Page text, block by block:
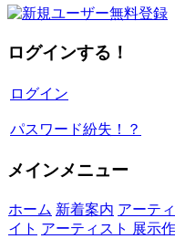
ログインする！
ログイン
パスワード紛失！？
メインメニュー
ホーム 新着案内 アーテ
イト アーティスト 展示